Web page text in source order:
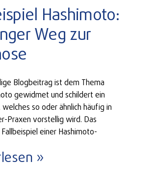
Hashimoto:
Weg zur
Blogbeitrag ist dem Thema
gewidmet und schildert ein
welches so oder ähnlich häufig in
Praxen vorstellig wird. Das
einer Hashimoto-
»